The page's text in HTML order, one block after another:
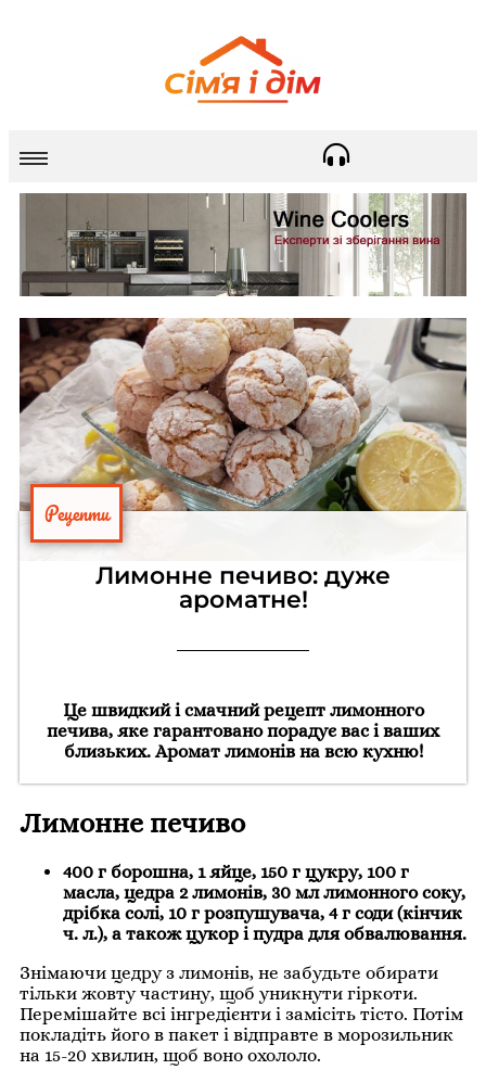
Рецепти
Лимонне печиво: дуже
ароматне!
Це швидкий і смачний рецепт лимонного
печива, яке гарантовано порадує вас і ваших
близьких. Аромат лимонів на всю кухню!
Лимонне печиво
400 г борошна, 1 яйце, 150 г цукру, 100 г
масла, цедра 2 лимонів, 30 мл лимонного соку,
дрібка солі, 10 г розпушувача, 4 г соди (кінчик
ч. л.), а також цукор і пудра для обвалювання.
Знімаючи цедру з лимонів, не забудьте обирати
тільки жовту частину, щоб уникнути гіркоти.
Перемішайте всі інгредієнти і замісіть тісто. Потім
покладіть його в пакет і відправте в морозильник
на 15-20 хвилин, щоб воно охололо.